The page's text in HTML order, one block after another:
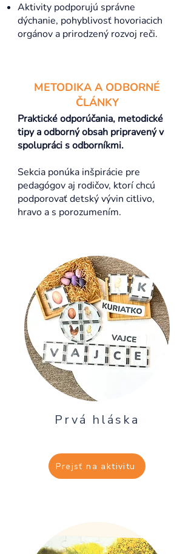
Aktivity podporujú správne
dýchanie, pohyblivosť hovoriacich
orgánov a prirodzený rozvoj reči.
METODIKA A ODBORNÉ
ČLÁNKY
Praktické odporúčania, metodické
tipy a odborný obsah pripravený v
spolupráci s odborníkmi.
Sekcia ponúka inšpirácie pre
pedagógov aj rodičov, ktorí chcú
podporovať detský vývin citlivo,
hravo a s porozumením.
Prvá hláska
Prejsť na aktivitu